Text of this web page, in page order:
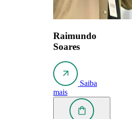
Raimundo
Soares
Saiba
mais